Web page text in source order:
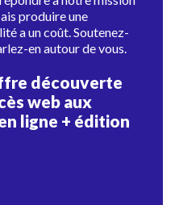
produire une
a un coût. Soutenez-
en autour de vous.
découverte
web aux
ligne + édition